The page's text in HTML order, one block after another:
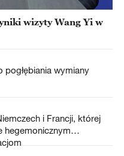
wizyty Wang Yi w
pogłębiania wymiany
i Francji, której
hegemonicznym